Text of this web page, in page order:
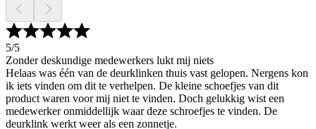
5/5
Zonder deskundige medewerkers lukt mij niets
Helaas was één van de deurklinken thuis vast gelopen. Nergens kon
ik iets vinden om dit te verhelpen. De kleine schoefjes van dit
product waren voor mij niet te vinden. Doch gelukkig wist een
medewerker onmiddellijk waar deze schroefjes te vinden. De
deurklink werkt weer als een zonnetje.